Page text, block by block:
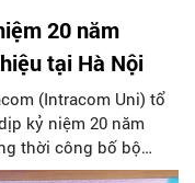
20 năm
tại Hà Nội
(Intracom Uni) tổ
kỷ niệm 20 năm
thời công bố bộ
phân hiệu tại Hà